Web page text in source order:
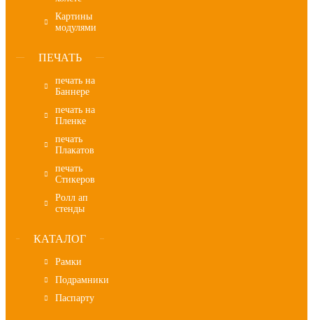
Картины
модулями
ПЕЧАТЬ
печать на
Баннере
печать на
Пленке
печать
Плакатов
печать
Стикеров
Ролл ап
стенды
КАТАЛОГ
Рамки
Подрамники
Паспарту